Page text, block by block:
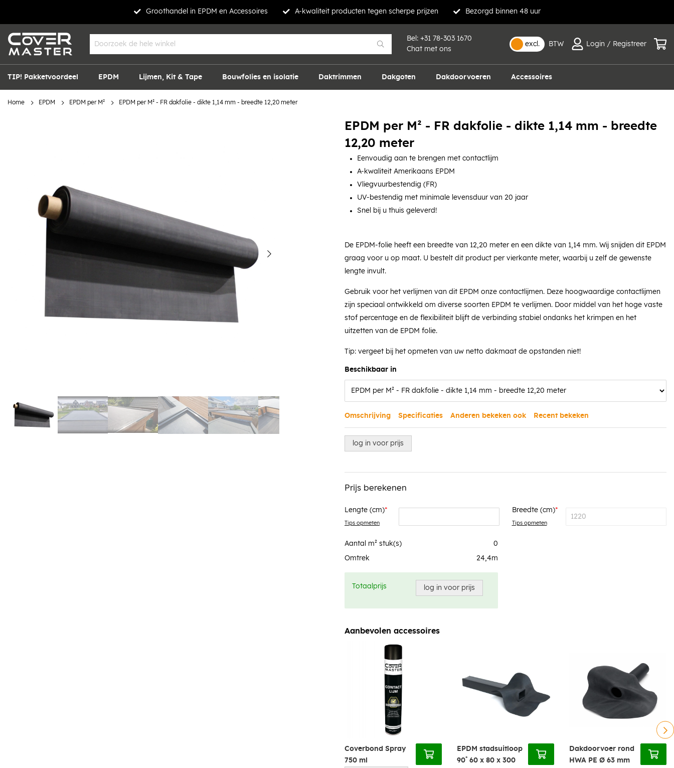
Groothandel in EPDM en Accessoires A-kwaliteit producten tegen scherpe prijzen Bezorgd binnen 48 uur
Bel:+31 78-303 1670
Chat met ons
excl. BTW Login / Registreer
TIP! Pakketvoordeel EPDM Lijmen, Kit & Tape Bouwfolies en isolatie Daktrimmen Dakgoten Dakdoorvoeren Accessoires
Home EPDM EPDM per M² EPDM per M² - FR dakfolie - dikte 1,14 mm - breedte 12,20 meter
EPDM per M² - FR dakfolie - dikte 1,14 mm - breedte
12,20 meter
Eenvoudig aan te brengen met contactlijm
A-kwaliteit Amerikaans EPDM
Vliegvuurbestendig (FR)
UV-bestendig met minimale levensduur van 20 jaar
Snel bij u thuis geleverd!
De EPDM-folie heeft een breedte van 12,20 meter en een dikte van 1,14 mm. Wij snijden dit EPDM
graag voor u op maat. U bestelt dit product per vierkante meter, waarbij u zelf de gewenste
lengte invult.
Gebruik voor het verlijmen van dit EPDM onze contactlijmen. Deze hoogwaardige contactlijmen
zijn speciaal ontwikkeld om diverse soorten EPDM te verlijmen. Door middel van het hoge vaste
stof percentage en de flexibiliteit blijft de verbinding stabiel ondanks het krimpen en het
uitzetten van de EPDM folie.
Tip: vergeet bij het opmeten van uw netto dakmaat de opstanden niet!
Beschikbaar in
Omschrijving Specificaties Anderen bekeken ook Recent bekeken
log in voor prijs
Prijs berekenen
Lengte (cm)
Tips opmeten
Breedte (cm)
Tips opmeten
Aantal m² stuk(s) 0
Omtrek 24,4m
Totaalprijs log in voor prijs
Aanbevolen accessoires
Coverbond Spray
750 ml
EPDM stadsuitloop
90˚ 60 x 80 x 300
Dakdoorvoer rond
HWA PE Ø 63 mm